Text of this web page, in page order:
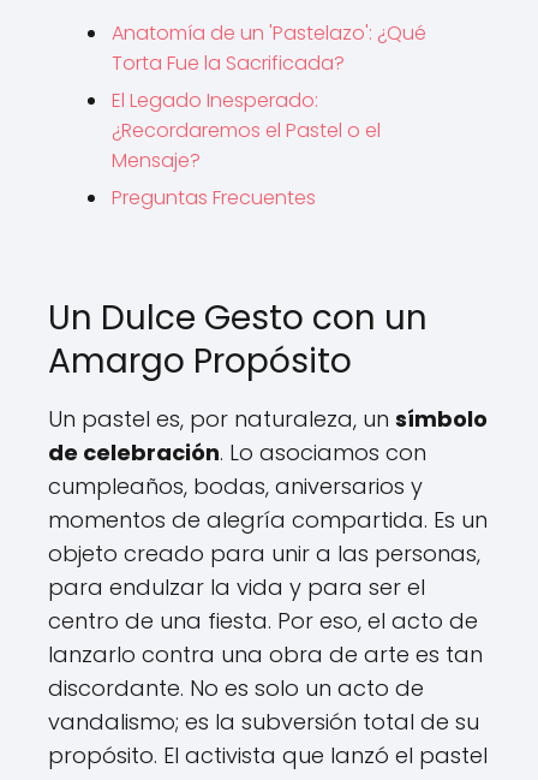
Anatomía de un 'Pastelazo': ¿Qué
Torta Fue la Sacrificada?
El Legado Inesperado:
¿Recordaremos el Pastel o el
Mensaje?
Preguntas Frecuentes
Un Dulce Gesto con un
Amargo Propósito
Un pastel es, por naturaleza, un símbolo
de celebración. Lo asociamos con
cumpleaños, bodas, aniversarios y
momentos de alegría compartida. Es un
objeto creado para unir a las personas,
para endulzar la vida y para ser el
centro de una fiesta. Por eso, el acto de
lanzarlo contra una obra de arte es tan
discordante. No es solo un acto de
vandalismo; es la subversión total de su
propósito. El activista que lanzó el pastel